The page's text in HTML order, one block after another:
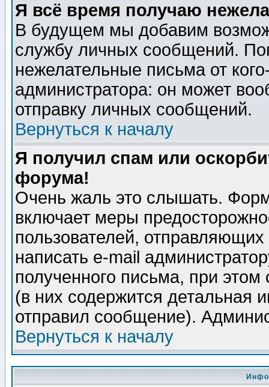
Я всё время получаю
В будущем мы добавим
службу личных сообщений.
нежелательные письма от
администратора: он может
отправку личных сообщений.
Вернуться к началу
Я получил спам или
форума!
Очень жаль это слышать.
включает меры
пользователей,
написать e-mail
полученного письма, при этом
(в них содержится детальная
отправил сообщение).
Вернуться к началу